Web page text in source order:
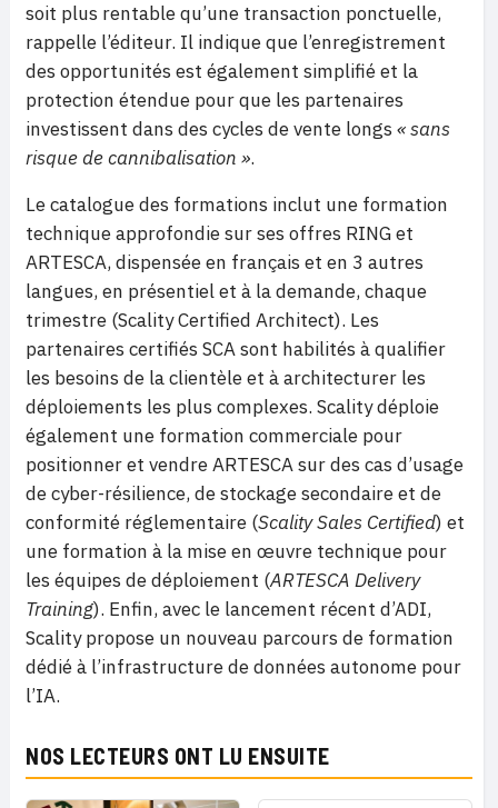
soit plus rentable qu’une transaction ponctuelle,
rappelle l’éditeur. Il indique que l’enregistrement
des opportunités est également simplifié et la
protection étendue pour que les partenaires
investissent dans des cycles de vente longs « sans
risque de cannibalisation ».
Le catalogue des formations inclut une formation
technique approfondie sur ses offres RING et
ARTESCA, dispensée en français et en 3 autres
langues, en présentiel et à la demande, chaque
trimestre (Scality Certified Architect). Les
partenaires certifiés SCA sont habilités à qualifier
les besoins de la clientèle et à architecturer les
déploiements les plus complexes. Scality déploie
également une formation commerciale pour
positionner et vendre ARTESCA sur des cas d’usage
de cyber-résilience, de stockage secondaire et de
conformité réglementaire (Scality Sales Certified) et
une formation à la mise en œuvre technique pour
les équipes de déploiement (ARTESCA Delivery
Training). Enfin, avec le lancement récent d’ADI,
Scality propose un nouveau parcours de formation
dédié à l’infrastructure de données autonome pour
l’IA.
NOS LECTEURS ONT LU ENSUITE